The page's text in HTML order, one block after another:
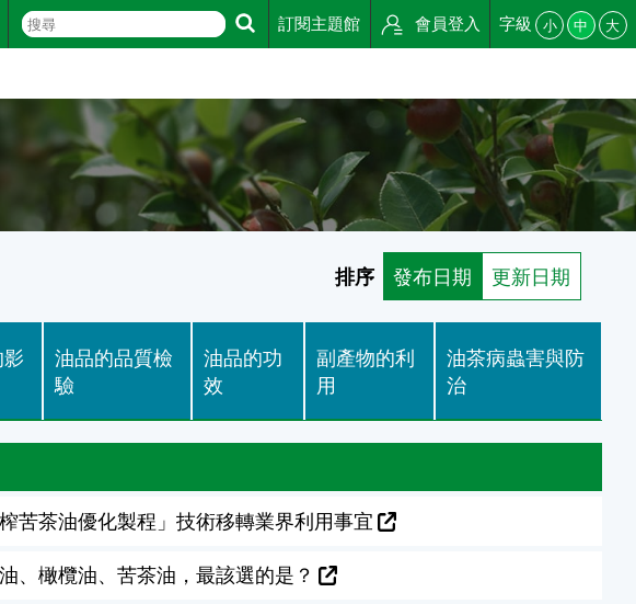
訂閱主題館 會員登入 字級 小 中 大
排序 發布日期 更新日期
油品的品質檢
驗
油品的功
效
副產物的利
用
油茶病蟲害與防
治
苦茶油優化製程」技術移轉業界利用事宜
、橄欖油、苦茶油，最該選的是？